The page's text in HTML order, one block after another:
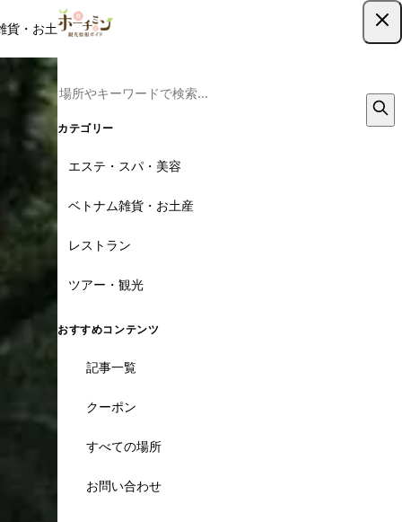
貨・お土産レストラン
カテゴリー
エステ・スパ・美容
ベトナム雑貨・お土産
レストラン
ツアー・観光
おすすめコンテンツ
記事一覧
クーポン
すべての場所
お問い合わせ